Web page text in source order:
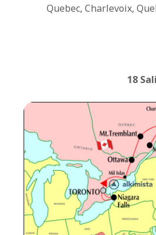
Quebec, Charlevoix,
18